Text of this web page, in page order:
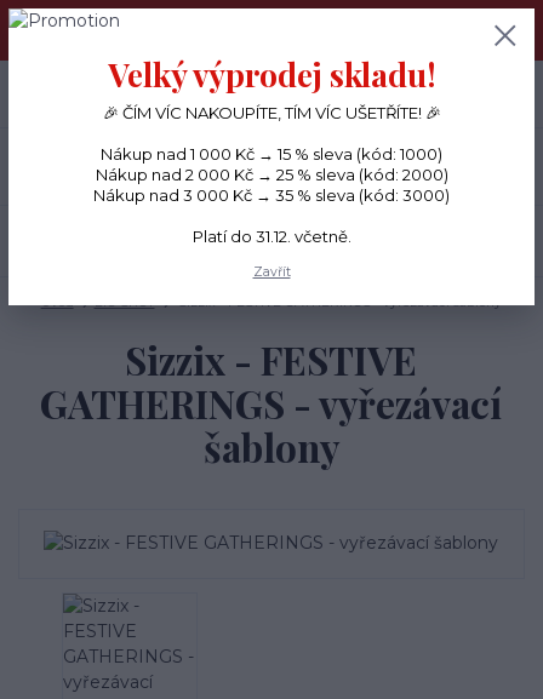
PŘÁNÍČKA a PAPÍROVÉ DÁRKY odesílám každý den, KREATIVNÍ
Menu
CZK
+420 734 380 930
(Po-Ne, 8-20 hod.)
Sizzix - FESTIVE
GATHERINGS - vyřezávací
šablony
Velký výprodej skladu!
🎉 ČÍM VÍC NAKOUPÍTE, TÍM VÍC UŠETŘÍTE! 🎉
Nákup nad 1 000 Kč → 15 % sleva (kód: 1000)
Nákup nad 2 000 Kč → 25 % sleva (kód: 2000)
Nákup nad 3 000 Kč → 35 % sleva (kód: 3000)
Platí do 31.12. včetně.
Zavřít